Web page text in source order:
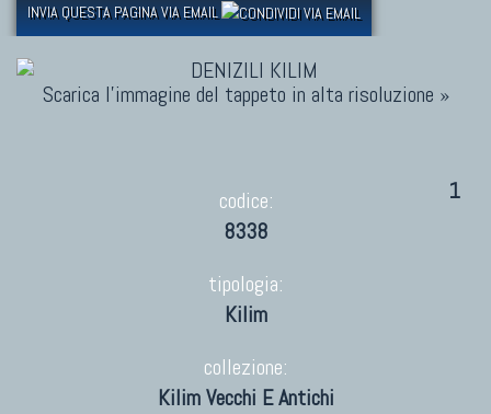
INVIA QUESTA PAGINA VIA EMAIL
Scarica l'immagine del tappeto in alta risoluzione »
1
codice:
8338
tipologia:
Kilim
collezione:
Kilim Vecchi E Antichi